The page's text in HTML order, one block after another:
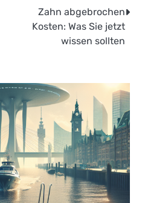
Zahn abgebrochen
Kosten: Was Sie jetzt
wissen sollten